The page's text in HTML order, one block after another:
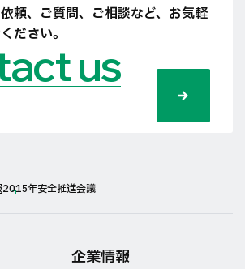
頼、ご質問、ご相談など、 お気軽
ださい。
us
2015年安全推進会議
企業情報